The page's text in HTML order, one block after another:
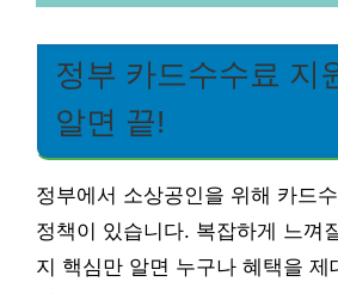
정부 카드수수료 지
알면 끝!
정부에서 소상공인을 위해 카드
정책이 있습니다. 복잡하게 느껴
지 핵심만 알면 누구나 혜택을 제